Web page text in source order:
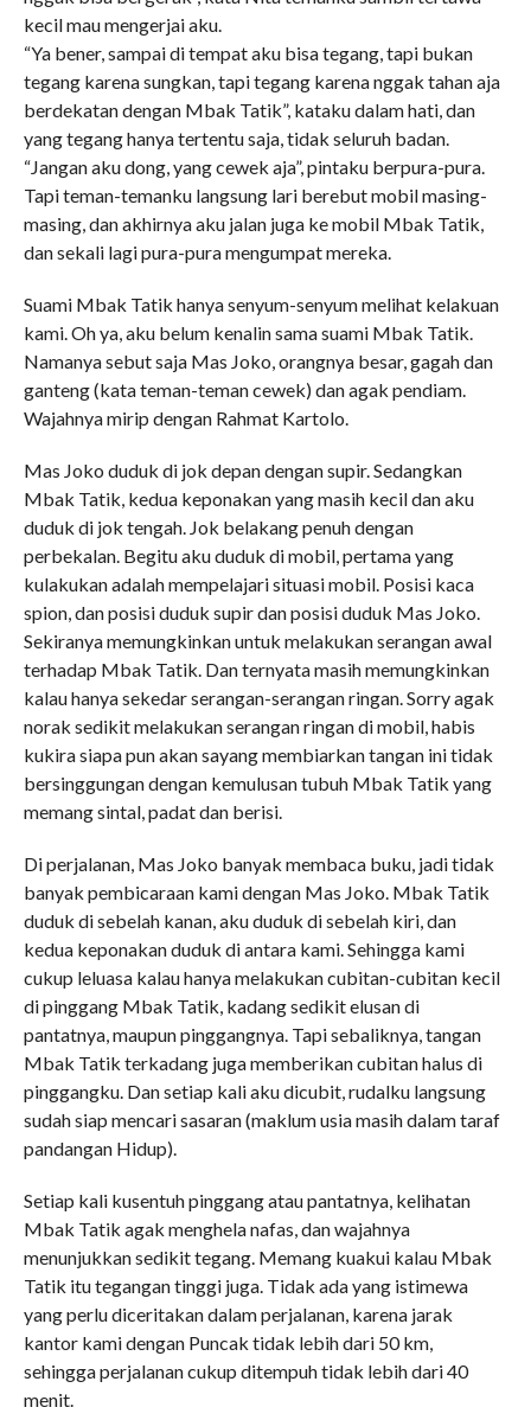
kecil mau mengerjai aku.
“Ya bener, sampai di tempat aku bisa tegang, tapi bukan
tegang karena sungkan, tapi tegang karena nggak tahan aja
berdekatan dengan Mbak Tatik”, kataku dalam hati, dan
yang tegang hanya tertentu saja, tidak seluruh badan.
“Jangan aku dong, yang cewek aja”, pintaku berpura-pura.
Tapi teman-temanku langsung lari berebut mobil masing-
masing, dan akhirnya aku jalan juga ke mobil Mbak Tatik,
dan sekali lagi pura-pura mengumpat mereka.
Suami Mbak Tatik hanya senyum-senyum melihat kelakuan
kami. Oh ya, aku belum kenalin sama suami Mbak Tatik.
Namanya sebut saja Mas Joko, orangnya besar, gagah dan
ganteng (kata teman-teman cewek) dan agak pendiam.
Wajahnya mirip dengan Rahmat Kartolo.
Mas Joko duduk di jok depan dengan supir. Sedangkan
Mbak Tatik, kedua keponakan yang masih kecil dan aku
duduk di jok tengah. Jok belakang penuh dengan
perbekalan. Begitu aku duduk di mobil, pertama yang
kulakukan adalah mempelajari situasi mobil. Posisi kaca
spion, dan posisi duduk supir dan posisi duduk Mas Joko.
Sekiranya memungkinkan untuk melakukan serangan awal
terhadap Mbak Tatik. Dan ternyata masih memungkinkan
kalau hanya sekedar serangan-serangan ringan. Sorry agak
norak sedikit melakukan serangan ringan di mobil, habis
kukira siapa pun akan sayang membiarkan tangan ini tidak
bersinggungan dengan kemulusan tubuh Mbak Tatik yang
memang sintal, padat dan berisi.
Di perjalanan, Mas Joko banyak membaca buku, jadi tidak
banyak pembicaraan kami dengan Mas Joko. Mbak Tatik
duduk di sebelah kanan, aku duduk di sebelah kiri, dan
kedua keponakan duduk di antara kami. Sehingga kami
cukup leluasa kalau hanya melakukan cubitan-cubitan kecil
di pinggang Mbak Tatik, kadang sedikit elusan di
pantatnya, maupun pinggangnya. Tapi sebaliknya, tangan
Mbak Tatik terkadang juga memberikan cubitan halus di
pinggangku. Dan setiap kali aku dicubit, rudalku langsung
sudah siap mencari sasaran (maklum usia masih dalam taraf
pandangan Hidup).
Setiap kali kusentuh pinggang atau pantatnya, kelihatan
Mbak Tatik agak menghela nafas, dan wajahnya
menunjukkan sedikit tegang. Memang kuakui kalau Mbak
Tatik itu tegangan tinggi juga. Tidak ada yang istimewa
yang perlu diceritakan dalam perjalanan, karena jarak
kantor kami dengan Puncak tidak lebih dari 50 km,
sehingga perjalanan cukup ditempuh tidak lebih dari 40
menit.